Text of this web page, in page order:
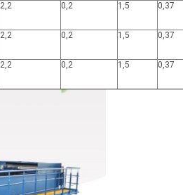
2,2 0,2 1,5 0,37
2,2 0,2 1,5 0,37
2,2 0,2 1,5 0,37